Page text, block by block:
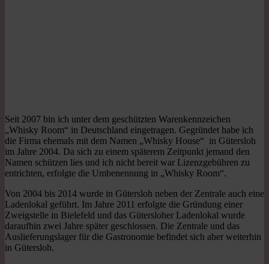
Seit 2007 bin ich unter dem geschützten Warenkennzeichen
„Whisky Room“ in Deutschland eingetragen. Gegründet habe ich
die Firma ehemals mit dem Namen „Whisky House“ in Gütersloh
im Jahre 2004. Da sich zu einem späterem Zeitpunkt jemand den
Namen schützen lies und ich nicht bereit war Lizenzgebühren zu
entrichten, erfolgte die Umbenennung in „Whisky Room“.
Von 2004 bis 2014 wurde in Gütersloh neben der Zentrale auch eine
Ladenlokal geführt. Im Jahre 2011 erfolgte die Gründung einer
Zweigstelle in Bielefeld und das Gütersloher Ladenlokal wurde
daraufhin zwei Jahre später geschlossen. Die Zentrale und das
Auslieferungslager für die Gastronomie befindet sich aber weiterhin
in Gütersloh.